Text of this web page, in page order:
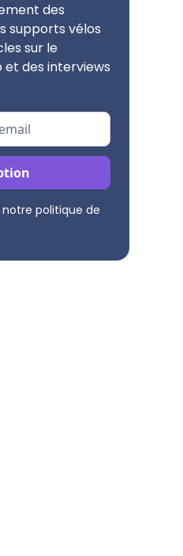
des
supports vélos
sur le
des interviews
politique de